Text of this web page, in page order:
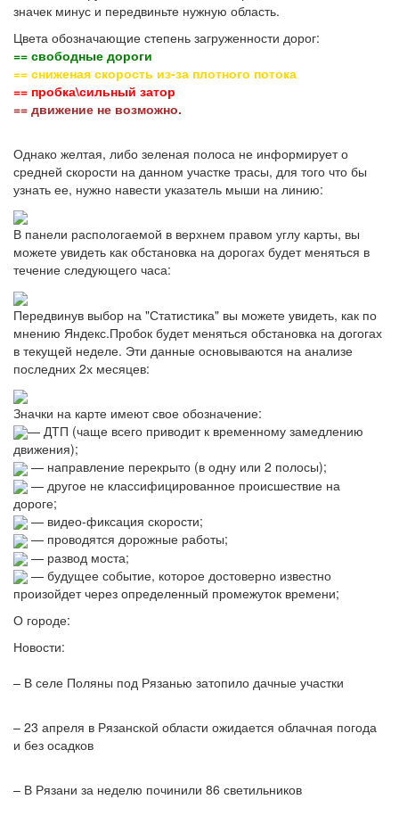
значек минус и передвиньте нужную область.
Цвета обозначающие степень загруженности дорог:
== свободные дороги
== сниженая скорость из-за плотного потока
== пробка\сильный затор
== движение не возможно.
Однако желтая, либо зеленая полоса не информирует о
средней скорости на данном участке трасы, для того что бы
узнать ее, нужно навести указатель мыши на линию:
В панели распологаемой в верхнем правом углу карты, вы
можете увидеть как обстановка на дорогах будет меняться в
течение следующего часа:
Передвинув выбор на "Статистика" вы можете увидеть, как по
мнению Яндекс.Пробок будет меняться обстановка на догогах
в текущей неделе. Эти данные основываются на анализе
последних 2х месяцев:
Значки на карте имеют свое обозначение:
— ДТП (чаще всего приводит к временному замедлению
движения);
— направление перекрыто (в одну или 2 полосы);
— другое не классифицированное происшествие на
дороге;
— видео-фиксация скорости;
— проводятся дорожные работы;
— развод моста;
— будущее событие, которое достоверно известно
произойдет через определенный промежуток времени;
О городе:
Новости:
– В селе Поляны под Рязанью затопило дачные участки
– 23 апреля в Рязанской области ожидается облачная погода
и без осадков
– В Рязани за неделю починили 86 светильников